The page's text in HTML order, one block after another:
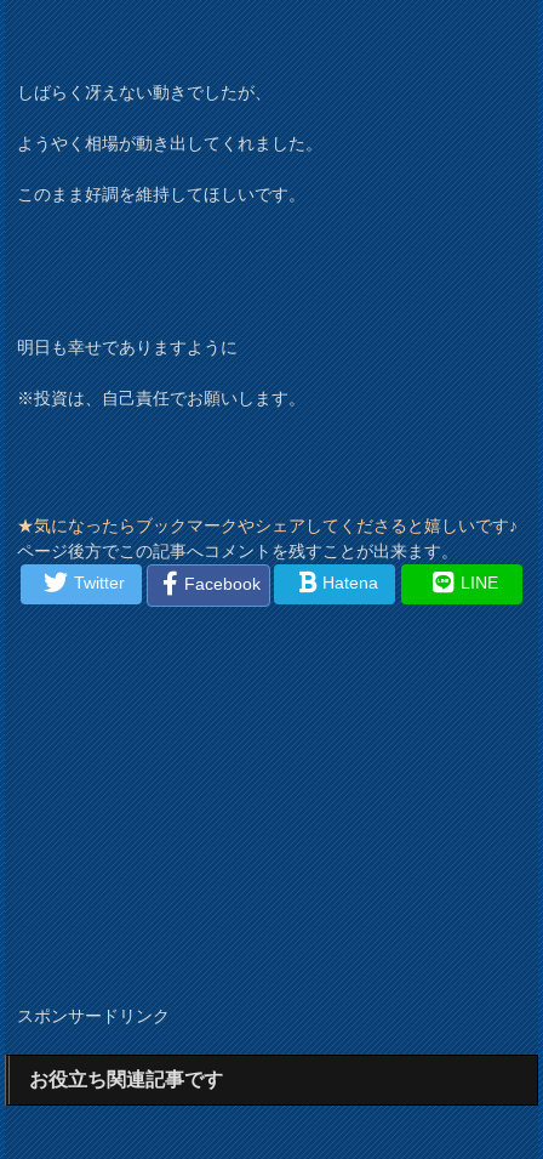
しばらく冴えない動きでしたが、
ようやく相場が動き出してくれました。
このまま好調を維持してほしいです。
明日も幸せでありますように
※投資は、自己責任でお願いします。
★気になったらブックマークやシェアしてくださると嬉しいです♪
ページ後方でこの記事へコメントを残すことが出来ます。
Twitter
Facebook Hatena LINE
スポンサードリンク
お役立ち関連記事です